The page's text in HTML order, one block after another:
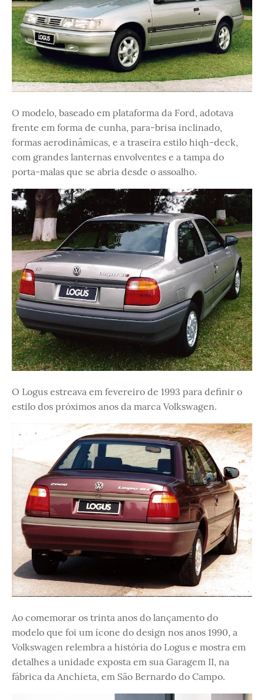
O modelo, baseado em plataforma da Ford, adotava
frente em forma de cunha, para-brisa inclinado,
formas aerodinâmicas, e a traseira estilo hiqh-deck,
com grandes lanternas envolventes e a tampa do
porta-malas que se abria desde o assoalho.
O Logus estreava em fevereiro de 1993 para definir o
estilo dos próximos anos da marca Volkswagen.
Ao comemorar os trinta anos do lançamento do
modelo que foi um ícone do design nos anos 1990, a
Volkswagen relembra a história do Logus e mostra em
detalhes a unidade exposta em sua Garagem II, na
fábrica da Anchieta, em São Bernardo do Campo.